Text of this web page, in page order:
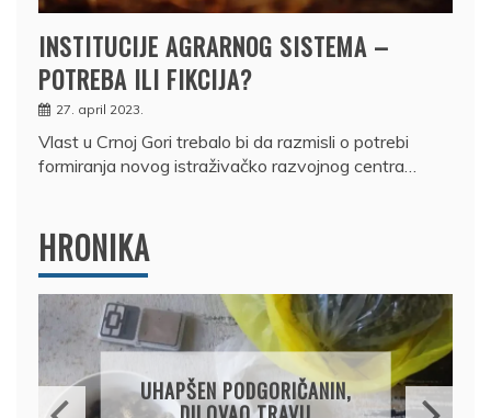
INSTITUCIJE AGRARNOG SISTEMA –
POTREBA ILI FIKCIJA?
27. april 2023.
Vlast u Crnoj Gori trebalo bi da razmisli o potrebi
formiranja novog istraživačko razvojnog centra…
HRONIKA
DRŽAVLJANIN RUSIJE
OSUMNJIČEN DA JE
PRODAO TUĐI BMW,